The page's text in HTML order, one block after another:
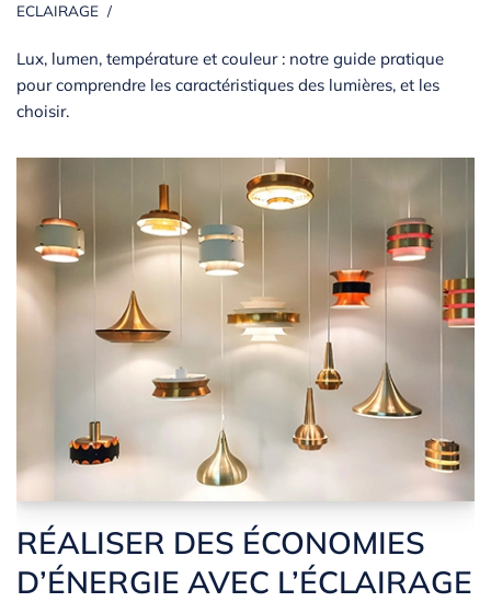
ECLAIRAGE
Lux, lumen, température et couleur : notre guide pratique
pour comprendre les caractéristiques des lumières, et les
choisir.
RÉALISER DES ÉCONOMIES
D’ÉNERGIE AVEC L’ÉCLAIRAGE